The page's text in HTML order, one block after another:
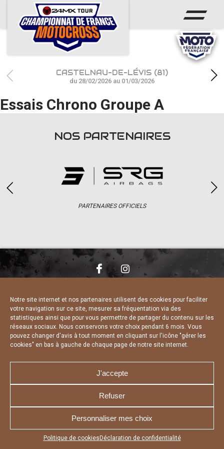
Notre site internet et nos partenaires utilisent des cookies pour faciliter
votre navigation sur ce site, mesurer sa fréquentation via des
statistiques ainsi que pour vous permettre de partager du contenu sur les
réseaux sociaux. Nous conservons votre choix pendant 6 mois. Vous
pouvez changer d'avis à tout moment en cliquant sur l'icône "gérer les
cookies" en bas à gauche de chaque page de notre site internet.
J'accepte
Refuser
Personnaliser mes choix
Politique de cookies Déclaration de confidentialité
Appuyez sur le bouton partager en bas de votre
ACCUEIL
ACTUS
CALENDRIER
RÉSULTATS
PHOTOS / WEB TV
CASTELNAU-DE-LÉVIS (81)
du 28/02/2026 au 01/03/2026
Essais Chrono Groupe A
NOS PARTENAIRES
PARTENAIRES OFFICIELS
CHARTE DE CONFIDENTIALITÉ
DÉCLARATION DE CONFIDENTIALITÉ
POLITIQUE D’UTILISATION DES COOKIES
RÉALISÉ PAR L’AGENCE WEB A3 WEB